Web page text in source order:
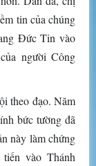
tin của chúng
Đức Tin vào
người Công
theo đạo. Năm
bức tường đã
này làm chứng
vào Thánh